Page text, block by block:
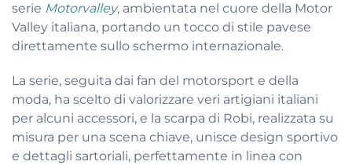
serie Motorvalley, ambientata nel cuore della Motor
Valley italiana, portando un tocco di stile pavese
direttamente sullo schermo internazionale.
La serie, seguita dai fan del motorsport e della
moda, ha scelto di valorizzare veri artigiani italiani
per alcuni accessori, e la scarpa di Robi, realizzata su
misura per una scena chiave, unisce design sportivo
e dettagli sartoriali, perfettamente in linea con